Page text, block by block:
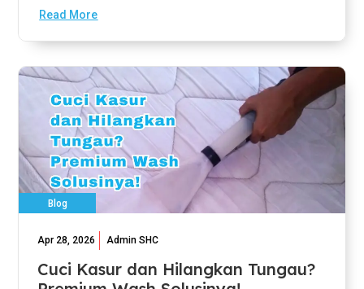
Read More
Blog
Apr 28, 2026 Admin SHC
Cuci Kasur dan Hilangkan Tungau?